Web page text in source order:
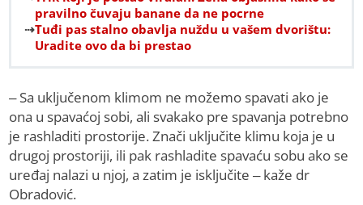
pravilno čuvaju banane da ne pocrne
Tuđi pas stalno obavlja nuždu u vašem dvorištu:
Uradite ovo da bi prestao
– Sa uključenom klimom ne možemo spavati ako je
ona u spavaćoj sobi, ali svakako pre spavanja potrebno
je rashladiti prostorije. Znači uključite klimu koja je u
drugoj prostoriji, ili pak rashladite spavaću sobu ako se
uređaj nalazi u njoj, a zatim je isključite – kaže dr
Obradović.